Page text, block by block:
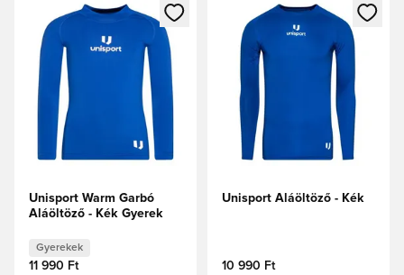
Megnyit egy modált a bejelentkezéshez vagy a tagként
Unisport Warm Garbó
Aláöltöző - Kék Gyerek
Gyerekek
11 990 Ft
Megnyit egy modált a
Unisport Aláöltöző - Kék
10 990 Ft